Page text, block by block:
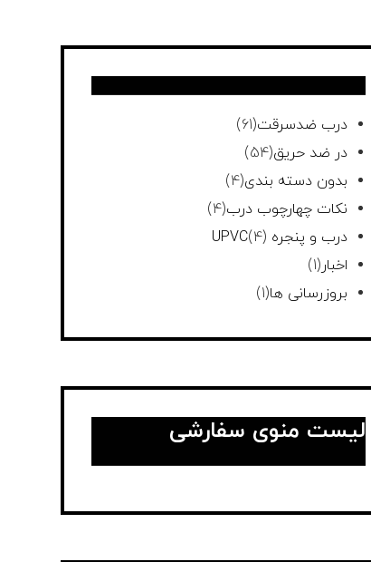
درب ضدسرقت(61)
در ضد حریق(54)
بدون دسته بندی(4)
نکات چهارچوب درب(4)
درب و پنجره UPVC (4)
اخبار(1)
بروزرسانی ها(1)
لیست منوی سفارشی